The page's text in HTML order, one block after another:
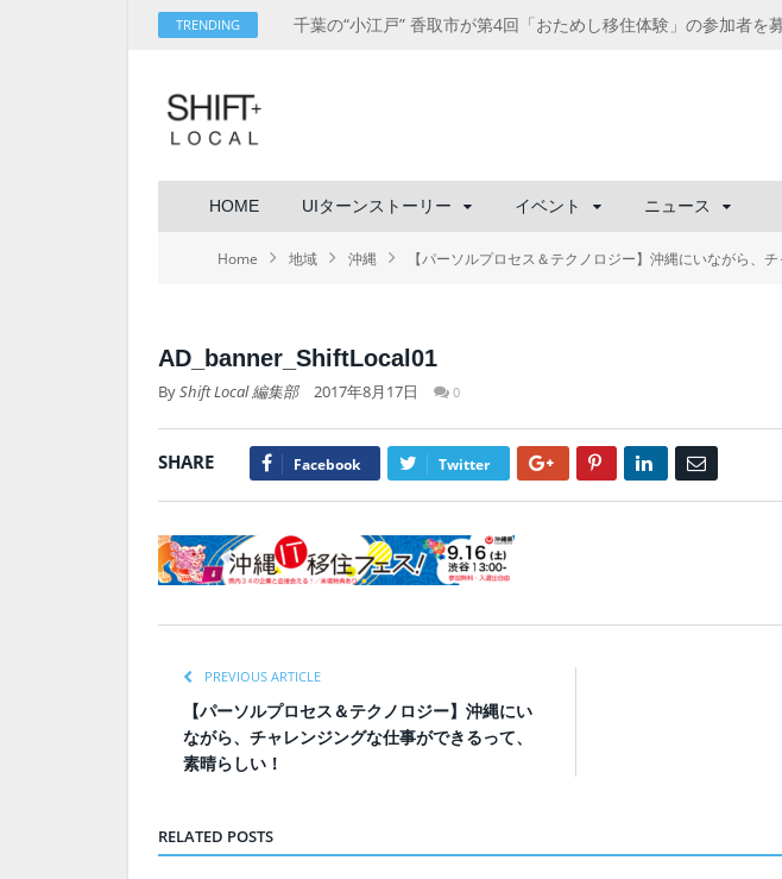
TRENDING
HOME UIターンストーリー イベント ニュース
Home 地域 沖縄 【パーソルプロセス＆テクノロジー】沖縄にいながら、
AD_banner_ShiftLocal01
ByShift Local 編集部 2017年8月17日 0
SHARE Facebook Twitter Google+ Pinterest LinkedIn
PREVIOUS ARTICLE
【パーソルプロセス＆テクノロジー】沖縄にい
ながら、チャレンジングな仕事ができるって、
素晴らしい！
RELATED POSTS